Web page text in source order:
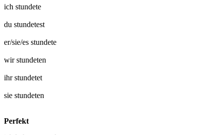
ich stundete
du stundetest
er/sie/es stundete
wirstundeten
ihrstundetet
sie stundeten
Perfekt